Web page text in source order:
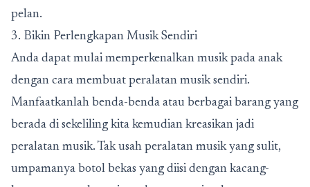
pelan.
3. Bikin Perlengkapan Musik Sendiri
Anda dapat mulai memperkenalkan musik pada anak
dengan cara membuat peralatan musik sendiri.
Manfaatkanlah benda-benda atau berbagai barang yang
berada di sekeliling kita kemudian kreasikan jadi
peralatan musik. Tak usah peralatan musik yang sulit,
umpamanya botol bekas yang diisi dengan kacang-